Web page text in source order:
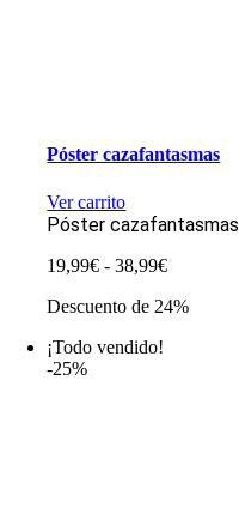
Póster cazafantasmas
Ver carrito
Póster cazafantasmas
19,99€ - 38,99€Rango
precios:
Descuento de 24%
¡Todo vendido!
-25%